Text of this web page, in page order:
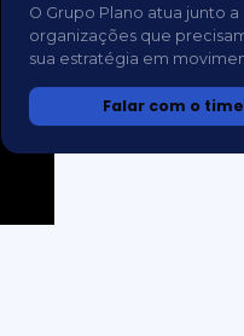
O Grupo Plano atua junto a
organizações que
sua estratégia em
Falar com o